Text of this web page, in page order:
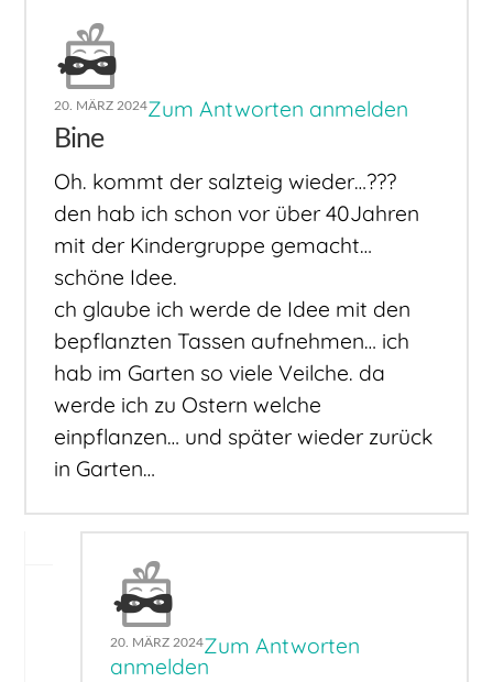
20. MÄRZ 2024Zum Antworten anmelden
Bine
Oh. kommt der salzteig wieder…???
den hab ich schon vor über 40Jahren
mit der Kindergruppe gemacht…
schöne Idee.
ch glaube ich werde de Idee mit den
bepflanzten Tassen aufnehmen… ich
hab im Garten so viele Veilche. da
werde ich zu Ostern welche
einpflanzen… und später wieder zurück
in Garten…
20. MÄRZ 2024Zum Antworten
anmelden